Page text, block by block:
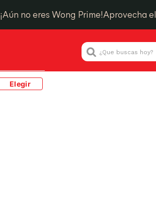
¡Aún no eres Wong Prime!Aprovecha el
¿Que buscas hoy?
Elegir